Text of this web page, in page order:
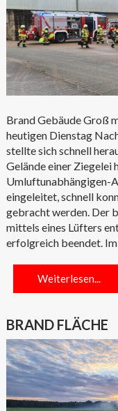
Brand Gebäude Groß
heutigen Dienstag
stellte sich schnell
Gelände einer Ziegelei
Umluftunabhängigen-
eingeleitet, schnell
gebracht werden. Der
mittels eines Lüfters
erfolgreich beendet.
Weiterlesen...
BRAND FLÄCHE